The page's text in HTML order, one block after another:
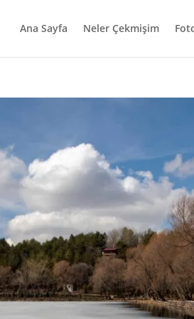
Ana Sayfa Neler Çekmişim